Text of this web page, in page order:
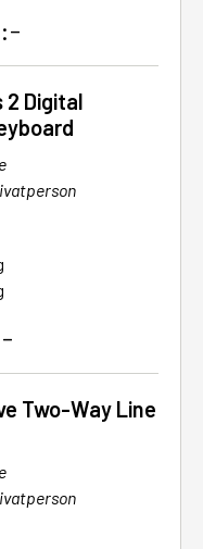
2 Digital
Two-Way Line